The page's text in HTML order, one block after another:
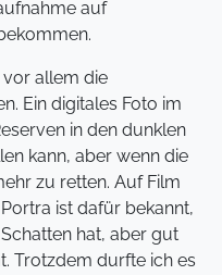
auf
allem die
Ein digitales Foto im
in den dunklen
kann, aber wenn die
zu retten. Auf Film
ist dafür bekannt,
hat, aber gut
Trotzdem durfte ich es